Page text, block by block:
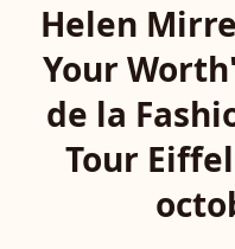
Helen
Your
de la
Tour